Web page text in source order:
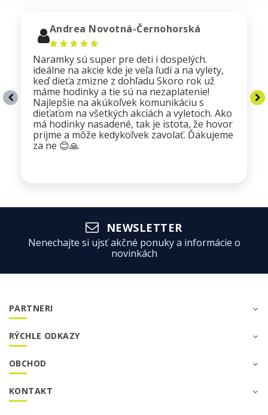
Andrea Novotná-Černohorská
Naramky sú super pre deti i dospelých.
ideálne na akcie kde je veľa ľudí a na vylety,
keď dieťa zmizne z dohľadu Skoro rok už
máme hodinky a tie sú na nezaplatenie!
Najlepšie na akúkoľvek komunikáciu s
dieťaťom na všetkých akciách a vyletoch. Ako
má hodinky nasadené, tak je istota, že hovor
prijme a môže kedykoľvek zavolať. Ďakujeme
za ne 😊🙏
NEWSLETTER
Nenechajte si ujsť akčné ponuky a informácie o
novinkách
PARTNERI
RÝCHLE ODKAZY
OBCHOD
KONTAKT